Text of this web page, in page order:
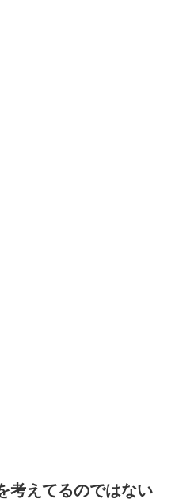
考えてるのではない